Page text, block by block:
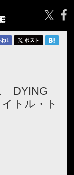
DYING
トル・ト